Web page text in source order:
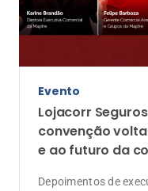
Evento
Lojacorr
convenção
e ao futuro da
Depoimentos de